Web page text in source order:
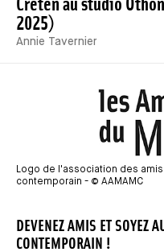
Creten au studio
2025)
Annie Tavernier
Logo de l'association des
contemporain - © AAMAMC
DEVENEZ AMIS ET SOYEZ
CONTEMPORAIN !